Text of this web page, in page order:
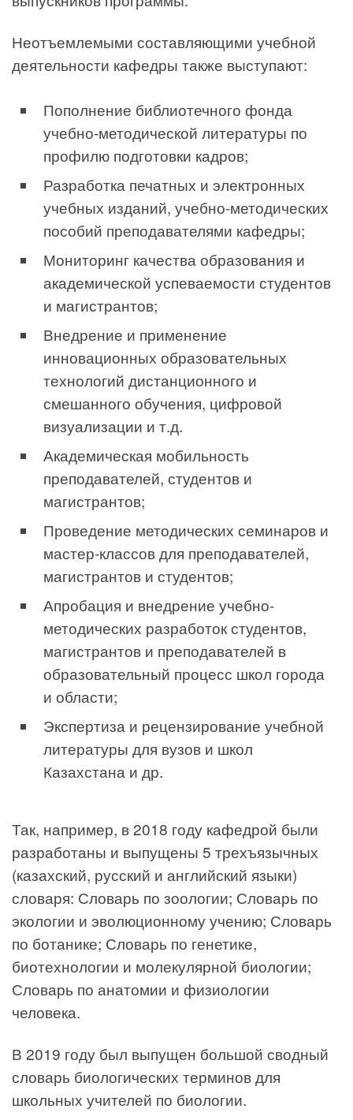
Неотъемлемыми составляющими учебной
деятельности кафедры также выступают:
Пополнение библиотечного фонда
учебно-методической литературы по
профилю подготовки кадров;
Разработка печатных и электронных
учебных изданий, учебно-методических
пособий преподавателями кафедры;
Мониторинг качества образования и
академической успеваемости студентов
и магистрантов;
Внедрение и применение
инновационных образовательных
технологий дистанционного и
смешанного обучения, цифровой
визуализации и т.д.
Академическая мобильность
преподавателей, студентов и
магистрантов;
Проведение методических семинаров и
мастер-классов для преподавателей,
магистрантов и студентов;
Апробация и внедрение учебно-
методических разработок студентов,
магистрантов и преподавателей в
образовательный процесс школ города
и области;
Экспертиза и рецензирование учебной
литературы для вузов и школ
Казахстана и др.
Так, например, в 2018 году кафедрой были
разработаны и выпущены 5 трехъязычных
(казахский, русский и английский языки)
словаря: Словарь по зоологии; Словарь по
экологии и эволюционному учению; Словарь
по ботанике; Словарь по генетике,
биотехнологии и молекулярной биологии;
Словарь по анатомии и физиологии
человека.
В 2019 году был выпущен большой сводный
словарь биологических терминов для
школьных учителей по биологии.